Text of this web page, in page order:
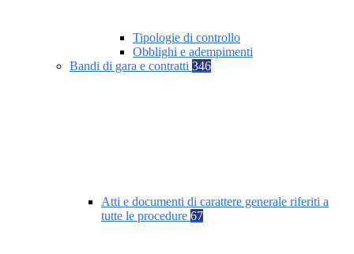
Tipologie di controllo
Obblighi e adempimenti
Bandi di gara e contratti 346
Atti e documenti di carattere generale riferiti a
tutte le procedure 67